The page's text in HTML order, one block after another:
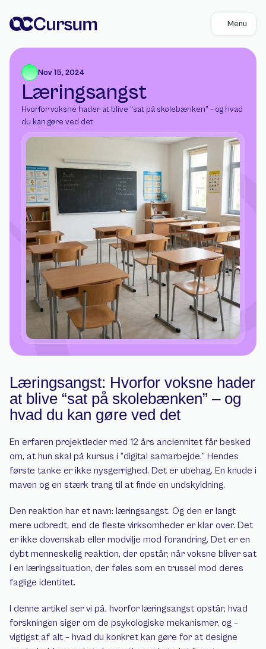
Nov 15, 2024
Læringsangst
Hvorfor voksne hader at blive “sat på skolebænken” – og hvad
Læringsangst: Hvorfor voksne hader
at blive “sat på skolebænken” – og
hvad du kan gøre ved det
En erfaren projektleder med 12 års anciennitet får besked
om, at hun skal på kursus i “digital samarbejde.” Hendes
første tanke er ikke nysgerrighed. Det er ubehag. En knude i
maven og en stærk trang til at finde en undskyldning.
Den reaktion har et navn: læringsangst. Og den er langt
mere udbredt, end de fleste virksomheder er klar over. Det
er ikke dovenskab eller modvilje mod forandring. Det er en
dybt menneskelig reaktion, der opstår, når voksne bliver sat
i en læringssituation, der føles som en trussel mod deres
faglige identitet.
I denne artikel ser vi på, hvorfor læringsangst opstår, hvad
forskningen siger om de psykologiske mekanismer, og –
Menu